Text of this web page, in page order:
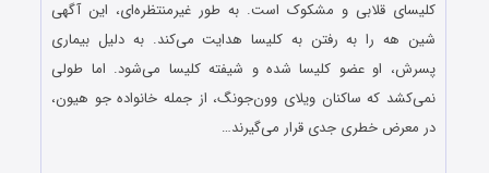
کلیسای قلابی و مشکوک است. به طور غیرمنتظره‌ای، این آگهی
شین هه را به رفتن به کلیسا هدایت می‌کند. به دلیل بیماری
پسرش، او عضو کلیسا شده و شیفته کلیسا می‌شود. اما طولی
نمی‌کشد که ساکنان ویلای وون‌جونگ، از جمله خانواده جو هیون،
در معرض خطری جدی قرار می‌گیرند…